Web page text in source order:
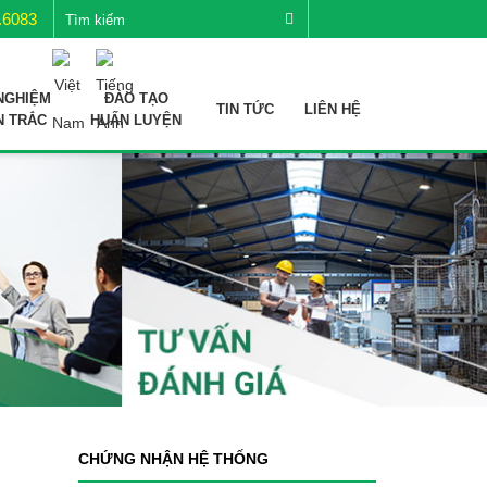
TRẮC
ĐÀO TẠO
HUẤN LUYỆN
TIN TỨC LIÊN HỆ
CHỨNG NHẬN HỆ THỐNG